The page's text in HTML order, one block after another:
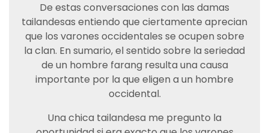
De estas conversaciones con las damas
tailandesas entiendo que ciertamente aprecian
que los varones occidentales se ocupen sobre
la clan. En sumario, el sentido sobre la seriedad
de un hombre farang resulta una causa
importante por la que eligen a un hombre
occidental.
Una chica tailandesa me pregunto la